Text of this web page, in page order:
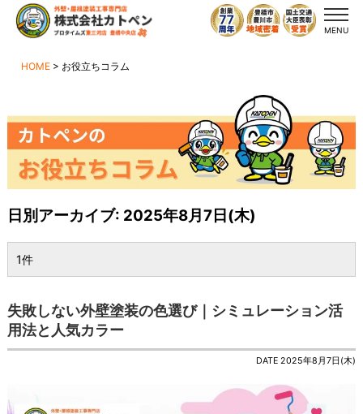
MENU
HOME > お役立ちコラム
日別アーカイブ: 2025年8月7日(木)
1件
失敗しない外壁塗装の色選び｜シミュレーション活
用法と人気カラー
DATE 2025年8月7日(木)